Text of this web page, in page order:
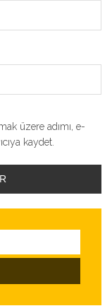
üzere adımı, e-
kaydet.